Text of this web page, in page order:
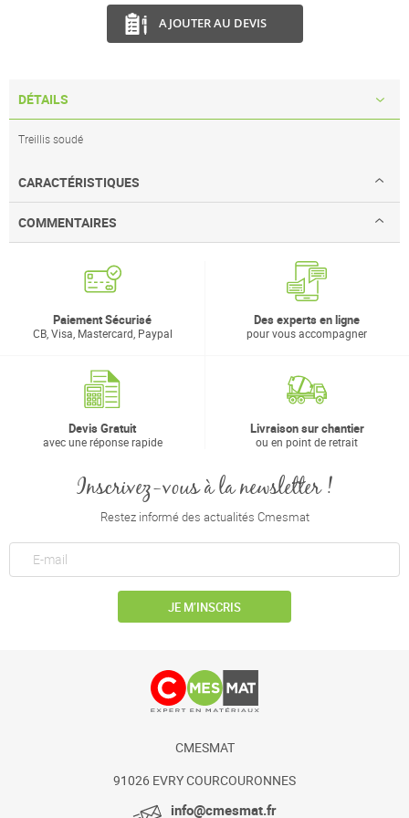
AJOUTER AU DEVIS
DÉTAILS
Treillis soudé
CARACTÉRISTIQUES
COMMENTAIRES
Paiement Sécurisé
CB, Visa, Mastercard, Paypal
Des experts en ligne
pour vous accompagner
Devis Gratuit
avec une réponse rapide
Livraison sur chantier
ou en point de retrait
Inscrivez-vous à la newsletter !
Restez informé des actualités Cmesmat
JE M’INSCRIS
CMESMAT
91026 EVRY COURCOURONNES
info@cmesmat.fr